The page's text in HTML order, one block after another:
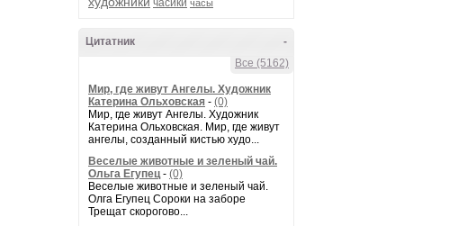
часики часы
-
Цитатник
Все (5162)
Мир, где живут Ангелы. Художник
Катерина Ольховская - (0)
Мир, где живут Ангелы. Художник
Катерина Ольховская. Мир, где живут
ангелы, созданный кистью худо...
Веселые животные и зеленый чай.
Ольга Егупец- (0)
Веселые животные и зеленый чай.
Олга Егупец Сороки на заборе
Трещат скорогово...